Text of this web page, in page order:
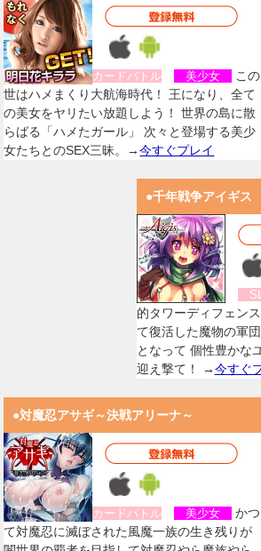
カードバトル 美少女
この
世はハメまくり大航海時代！ 王になり、全て
の美女をヤリたい放題しよう！ 世界の島に散
らばる「ハメたガール」 次々と登場する美少
女たちとのSEX三昧。→今すぐプレイ
●千年戦争アイギス
的タワーディフェン
て復活した魔物の軍
となって 個性豊かな
迎え撃て！ →今すぐ
●対魔忍アサギ～決戦アリーナ～
カードバトル 美少女
かつ
て対魔忍に滅ぼされた風魔一族の生き残りが